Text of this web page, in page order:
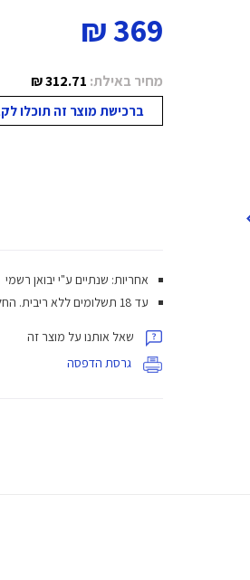
369 ₪
מחיר באילת: 312.71 ₪
ברכישת מוצר זה תוכלו לקבל עד 369
אחריות: שנתיים ע"י יבואן רשמי
עד 18 תשלומים ללא ריבית.
שאל אותנו על מוצר זה
גרסת הדפסה